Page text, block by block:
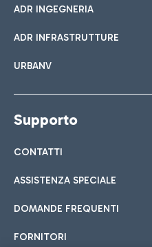
ADR INGEGNERIA
ADR INFRASTRUTTURE
URBANV
Supporto
CONTATTI
ASSISTENZA SPECIALE
DOMANDE FREQUENTI
FORNITORI